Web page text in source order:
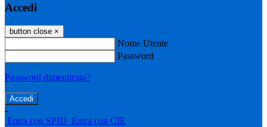
Accedi
button close ×
Nome Utente
Password
Password dimenticata?
-
Entra con SPID Entra con CIE